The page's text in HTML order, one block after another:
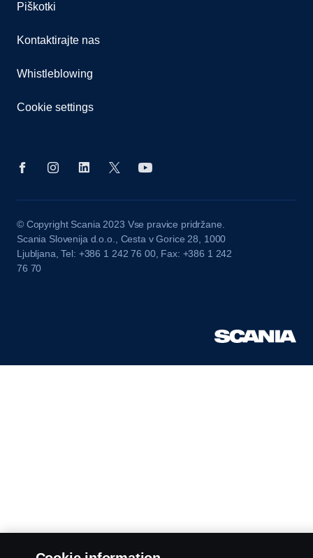
Piškotki
Kontaktirajte nas
Whistleblowing
Cookie settings
© Copyright Scania 2023 Vse pravice pridržane.
Scania Slovenija d.o.o., Cesta v Gorice 28, 1000
Ljubljana, Tel: +386 1 242 76 00, Fax: +386 1 242
76 70